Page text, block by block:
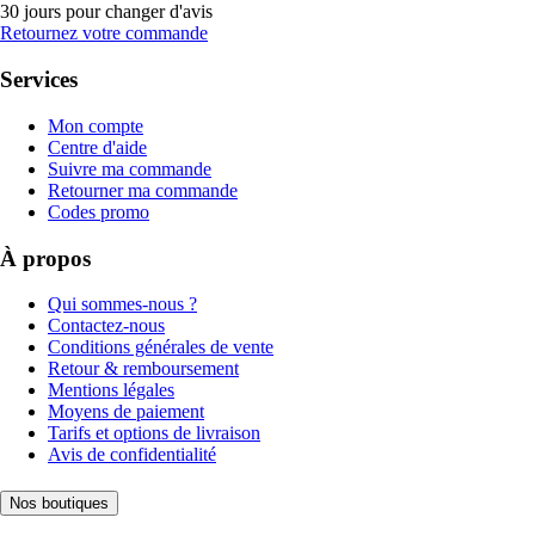
30 jours pour changer d'avis
Retournez votre commande
Services
Mon compte
Centre d'aide
Suivre ma commande
Retourner ma commande
Codes promo
À propos
Qui sommes-nous ?
Contactez-nous
Conditions générales de vente
Retour & remboursement
Mentions légales
Moyens de paiement
Tarifs et options de livraison
Avis de confidentialité
Nos boutiques